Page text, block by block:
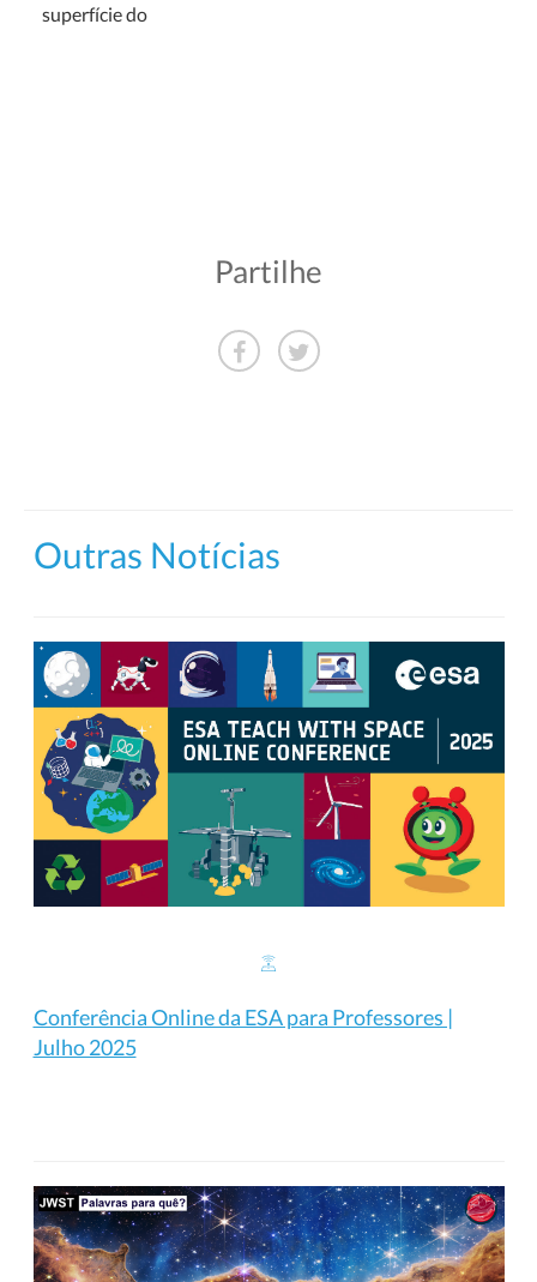
superfície do
Partilhe
Outras Notícias
Conferência Online da ESA para Professores |
Julho 2025